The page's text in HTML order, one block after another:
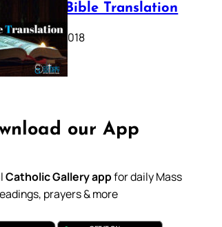
Webster Bible Translation
October 11, 2018
our App
Catholic Gallery appfor daily Mass
prayers & more